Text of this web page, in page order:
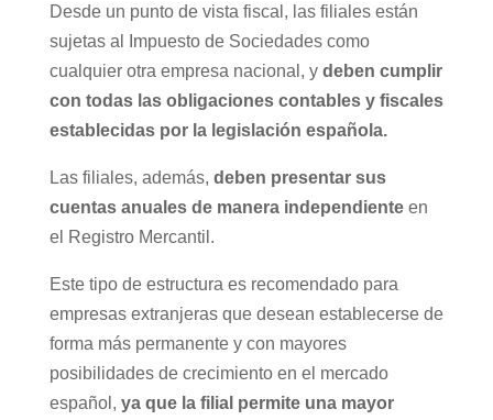
Desde un punto de vista fiscal, las filiales están
sujetas al Impuesto de Sociedades como
cualquier otra empresa nacional, y deben cumplir
con todas las obligaciones contables y fiscales
establecidas por la legislación española.
Las filiales, además, deben presentar sus
cuentas anuales de manera independienteen
el Registro Mercantil.
Este tipo de estructura es recomendado para
empresas extranjeras que desean establecerse de
forma más permanente y con mayores
posibilidades de crecimiento en el mercado
español, ya que la filial permite una mayor